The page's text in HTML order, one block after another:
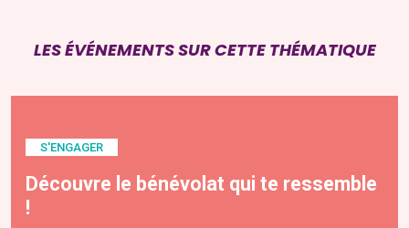
LES ÉVÉNEMENTS SUR CETTE THÉMATIQUE
S'ENGAGER
Découvre le bénévolat qui te ressemble
!